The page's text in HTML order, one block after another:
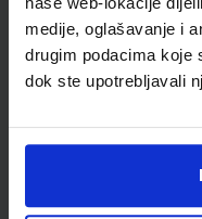
medije, oglašavanje i
drugim podacima koje
dok ste upotrebljavali